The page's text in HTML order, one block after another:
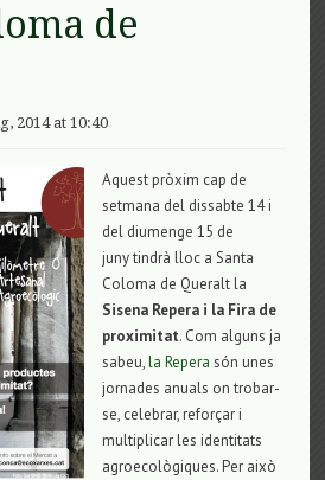
de
2014 at 10:40
Aquest pròxim cap de
setmana del dissabte 14 i
del diumenge 15 de
juny tindrà lloc a Santa
Coloma de Queralt la
Sisena Repera i la Fira de
proximitat. Com alguns ja
sabeu,la Repera són unes
jornades anuals on trobar-
se, celebrar, reforçar i
multiplicar les identitats
agroecològiques. Per això